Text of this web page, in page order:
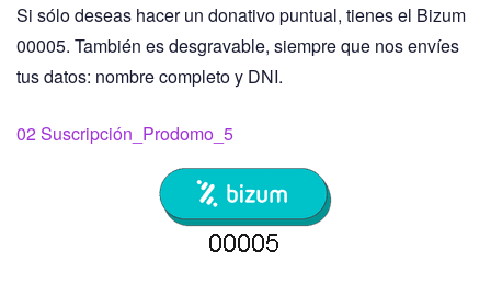
Si sólo deseas hacer un donativo puntual, tienes el Bizum
00005. También es desgravable, siempre que nos envíes
tus datos: nombre completo y DNI.
02 Suscripción_Prodomo_5